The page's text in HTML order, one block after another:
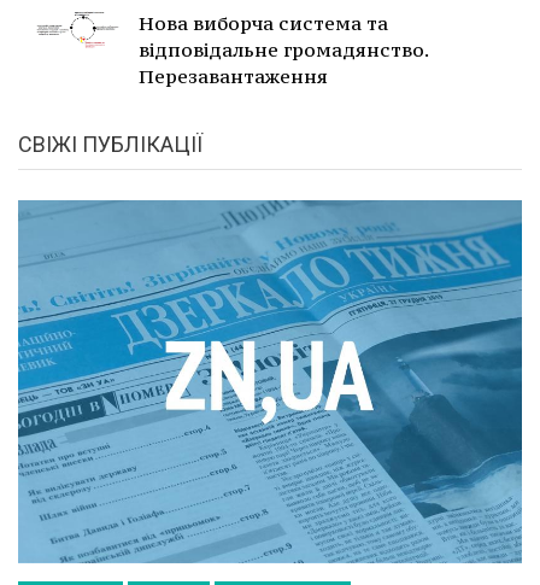
Нова виборча система та
відповідальне громадянство.
Перезавантаження
СВІЖІ ПУБЛІКАЦІЇ